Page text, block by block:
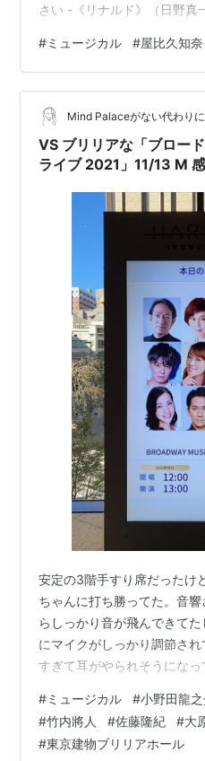
さい -《リナルド》（日野真
郷 -《チャールダッシュの女
ーレ・ミーオ（LE
ト・サイド・ストーリー』
スト・サイド・ストーリー
パンの歌 -《こうもり》（小
#ミュージカル #屋比久知奈
Mind Palaceがない代わりに
VS ブリリアな「ブロー
ライブ 2021」11/13 M
安定の3階手すり席だったけ
ちゃんに打ち勝ってた。音
らしっかり音が飛んできて
にマイクがしっかり調節さ
すぎて耳がやられそうになっ
らしく？3階席の音響が良か
音が下に降りてこなかったと
想求む。 第2部、出演者のみ
#ミュージカル #小野田龍之
#竹内將人 #佐藤隆紀 #大
#東京建物ブリリアホール